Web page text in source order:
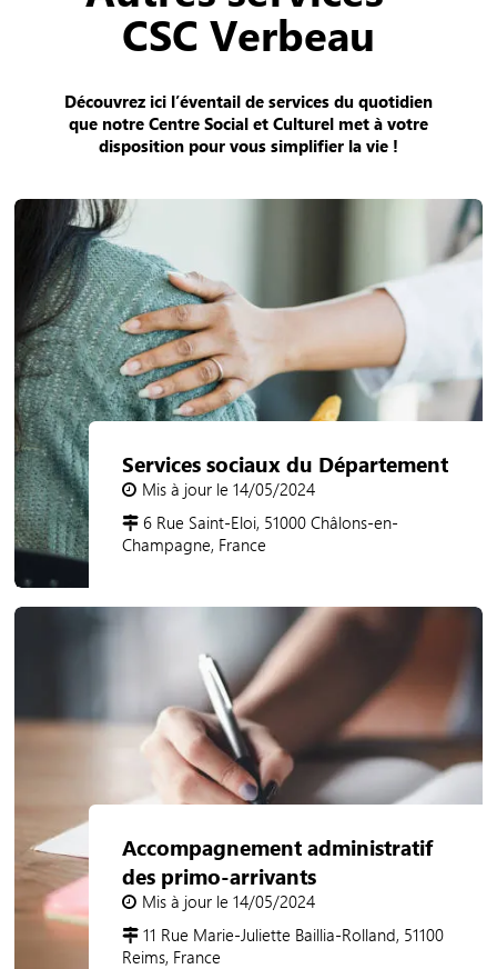
CSC Verbeau
Découvrez ici l’éventail de services du quotidien
que notre Centre Social et Culturel met à votre
disposition pour vous simplifier la vie !
Services sociaux du Département
Mis à jour le 14/05/2024
6 Rue Saint-Eloi, 51000 Châlons-en-
Champagne, France
Accompagnement administratif
des primo-arrivants
Mis à jour le 14/05/2024
11 Rue Marie-Juliette Baillia-Rolland, 51100
Reims, France